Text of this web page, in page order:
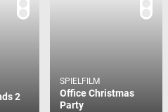
2
SPIELFILM
Office Christmas
Party